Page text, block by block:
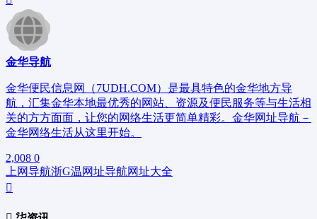
金华导航
金华便民信息网（7UDH.COM）是最具特色的金华地方导
航，汇集金华本地最优秀的网站、资源及便民服务等与生活相
关的方方面面，让您的网络生活更简单精彩。金华网址导航－
金华网络生活从这里开始。
2,008 0
上网导航浙G温网址导航网址大全